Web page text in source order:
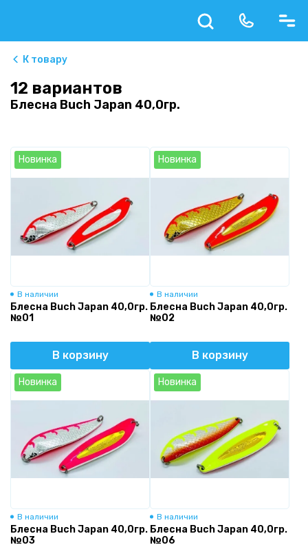
К товару
12 вариантов
Блесна Buch Japan 40,0гр.
Новинка
В наличии
Блесна Buch Japan 40,0гр.
№01
В корзину
Новинка
В наличии
Блесна Buch Japan 40,0гр.
№02
В корзину
Новинка
В наличии
Блесна Buch Japan 40,0гр.
№03
Новинка
В наличии
Блесна Buch Japan 40,0гр.
№06